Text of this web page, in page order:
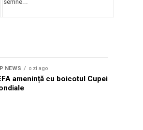
semne...
NEWS o zi ago
amenință cu boicotul Cupei